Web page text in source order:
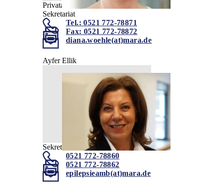
Privatambulanz für Erwachsene
Sekretariat
Tel.: 0521 772-78871
Fax: 0521 772-78872
diana.woehle(at)mara.de
Ayfer Ellik
Sekretariat
0521 772-78860
0521 772-78862
epilepsieamb(at)mara.de